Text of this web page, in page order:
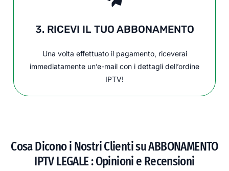
3. RICEVI IL TUO ABBONAMENTO
Una volta effettuato il pagamento, riceverai
immediatamente un’e-mail con i dettagli dell’ordine
IPTV!
Cosa Dicono i Nostri Clienti su ABBONAMENTO
IPTV LEGALE : Opinioni e Recensioni